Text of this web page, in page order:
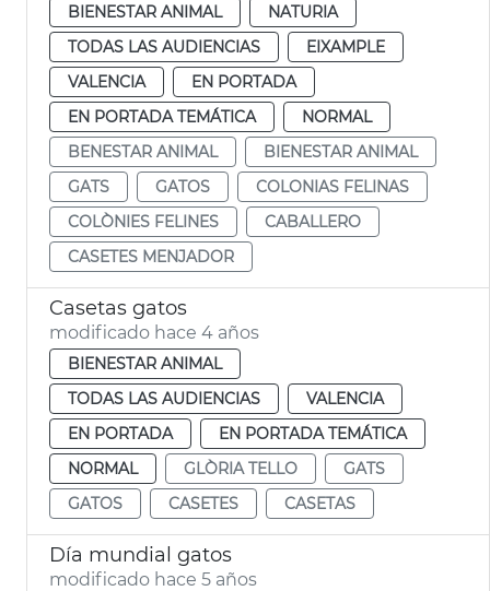
BIENESTAR ANIMAL
NATURIA
TODAS LAS AUDIENCIAS
EIXAMPLE
VALENCIA
EN PORTADA
EN PORTADA TEMÁTICA
NORMAL
BENESTAR ANIMAL
BIENESTAR ANIMAL
GATS
GATOS
COLONIAS FELINAS
COLÒNIES FELINES
CABALLERO
CASETES MENJADOR
Casetas gatos
modificado hace 4 años
BIENESTAR ANIMAL
TODAS LAS AUDIENCIAS
VALENCIA
EN PORTADA
EN PORTADA TEMÁTICA
NORMAL
GLÒRIA TELLO
GATS
GATOS
CASETES CASETAS
Día mundial gatos
modificado hace 5 años